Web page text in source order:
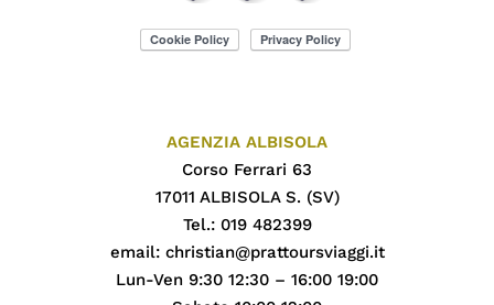
AGENZIA ALBISOLA
Corso Ferrari 63
17011 ALBISOLA S. (SV)
Tel.: 019 482399
email: christian@prattoursviaggi.it
Lun-Ven 9:30 12:30 – 16:00 19:00